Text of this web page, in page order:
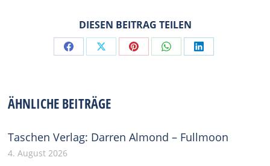
DIESEN BEITRAG TEILEN
Share Share Share Share Share
ÄHNLICHE BEITRÄGE
Taschen Verlag: Darren Almond – Fullmoon
4. August 2026